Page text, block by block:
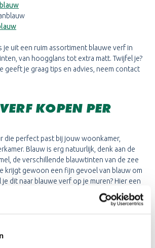
je uit een ruim assortiment blauwe verf in
van hoogglans tot extra matt. Twijfel je?
geeft je graag tips en advies, neem contact
KOPEN PER
die perfect past bij jouw woonkamer,
Blauw is erg natuurlijk, denk aan de
de verschillende blauwtinten van de zee
krijgt gewoon een fijn gevoel van blauw om
je dit naar blauwe verf op je muren? Hier een
dacht je van een blauwe lambrisering of